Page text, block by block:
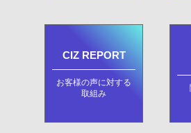
CIZ REPORT
お客様の声に対する
取組み